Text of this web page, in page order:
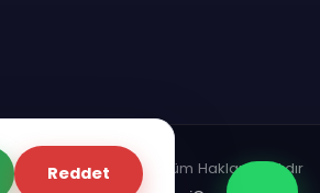
| Hukuk Asistan • Tüm Hakları Saklıdır
Reddet